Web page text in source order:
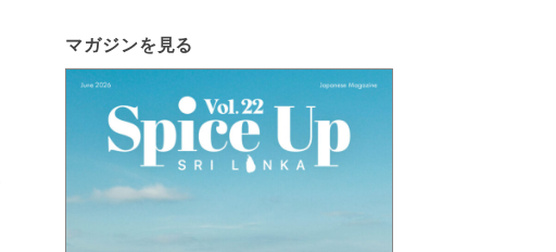
マガジンを見る